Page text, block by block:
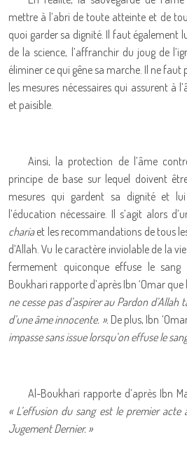
mettre à l’abri de toute atteinte et de
quoi garder sa dignité. Il faut également
de la science, l’affranchir du joug de
éliminer ce qui gêne sa marche. Il ne
les mesures nécessaires qui assurent à
et paisible.
Ainsi, la protection de l’âme
principe de base sur lequel doivent
mesures qui gardent sa dignité et
l’éducation nécessaire. Il s’agit alors
chariaet les recommandations de tous
d’Allah. Vu le caractère inviolable de la
fermement quiconque effuse le sang
Boukhari rapporte d’après Ibn ‘Omar
ne cesse pas d’aspirer au Pardon d’Allah
d’une âme innocente. ». De plus, Ibn
impasse sans issue lorsqu’on effuse le
Al-Boukhari rapporte d’après Ibn
« L’effusion du sang est le premier
Jugement Dernier. »